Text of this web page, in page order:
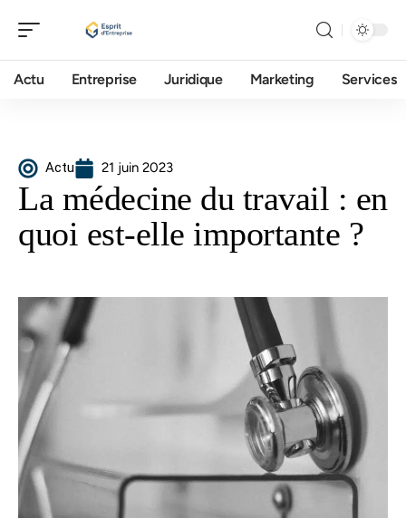
Actu Entreprise Juridique Marketing Services
Actu 21 juin 2023
La médecine du travail : en
quoi est-elle importante ?